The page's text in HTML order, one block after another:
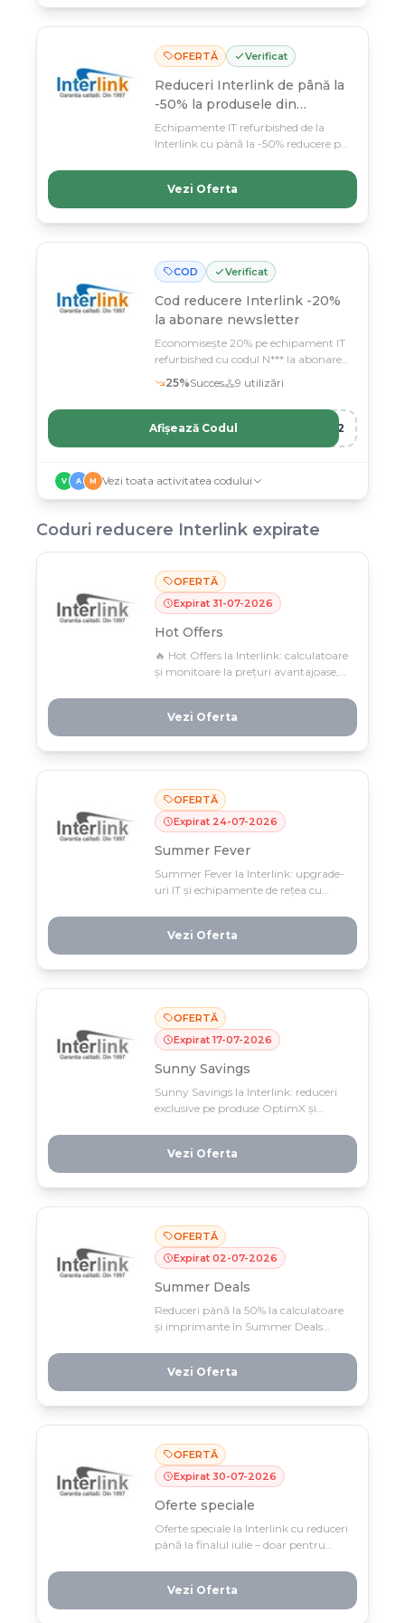
care l-ai amânat.
OFERTĂ Verificat
Reduceri Interlink de până la
-50% la produsele din
selecție
Echipamente IT refurbished de la
Interlink cu până la -50% reducere pe
second hand din România, cu 27 de
ani de experiență și garanție de
calitate.
Vezi Oferta
COD Verificat
Cod reducere Interlink -20%
la abonare newsletter
Economisește 20% pe echipament IT
refurbished cu codul N*** la abonarea
newsletter InterLink
25%Succes 9 utilizări
R12
Afișează Codul
V A M Vezi toata activitatea codului
Coduri reducere Interlink expirate
OFERTĂ
Expirat 31-07-2026
Hot Offers
🔥 Hot Offers la Interlink: calculatoare
și monitoare la prețuri avantajoase,
birou, acasă sau gaming cu raport
calitate-preț imbatabil.
Vezi Oferta
OFERTĂ
Expirat 24-07-2026
Summer Fever
Summer Fever la Interlink: upgrade-
uri IT și echipamente de rețea cu
de infrastructură la oferte care nu se
mai repetă.
Vezi Oferta
OFERTĂ
Expirat 17-07-2026
Sunny Savings
Sunny Savings la Interlink: reduceri
exclusive pe produse OptimX și
magazinul cu soluții IT la prețuri
competitive!
Vezi Oferta
OFERTĂ
Expirat 02-07-2026
Summer Deals
Reduceri până la 50% la calculatoare
și imprimante în Summer Deals
în limita stocului disponibil!
Vezi Oferta
OFERTĂ
Expirat 30-07-2026
Oferte speciale
Oferte speciale la Interlink cu reduceri
până la finalul iulie – doar pentru
profită acum de promoțiile
avantajoase care nu se vor mai
Vezi Oferta